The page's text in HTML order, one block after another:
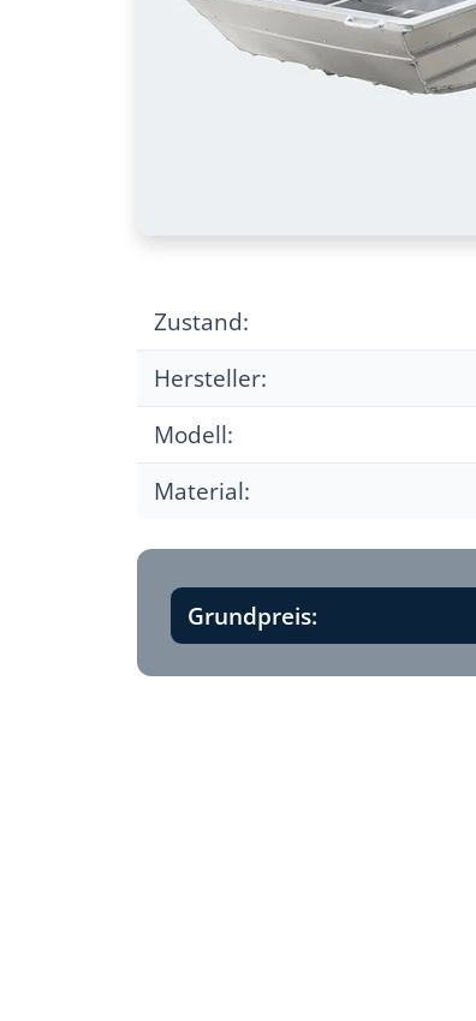
Zustand:
Hersteller:
Modell:
Material:
Grundpreis: